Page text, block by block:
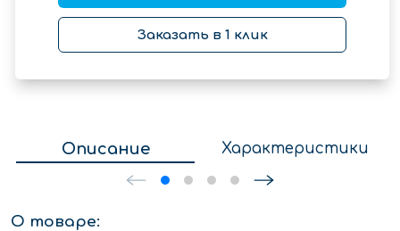
Заказать в 1 клик
Описание Характеристики
О товаре: